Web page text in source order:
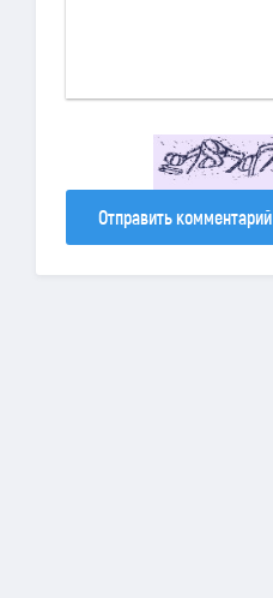
Отправить комментарий